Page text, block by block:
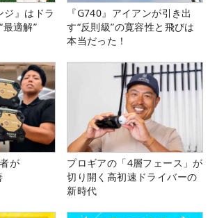
ジ』はドラ
適解”
『G740』アイアンが引き出
す“反則級”の寛容性と飛びは
本当だった！
が
プロギアの「4層フェース」が
切り開く高初速ドライバーの
新時代